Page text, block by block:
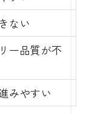
ない
ー品質が不
みやすい